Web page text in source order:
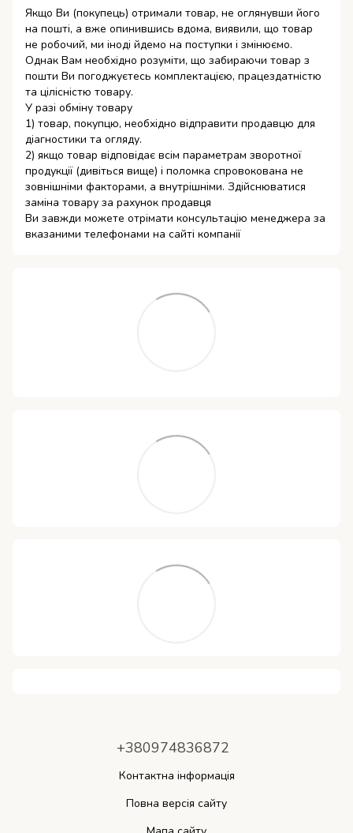
Якщо Ви (покупець) отримали товар, не оглянувши його
на пошті, а вже опинившись вдома, виявили, що товар
не робочий, ми іноді йдемо на поступки і змінюємо.
Однак Вам необхідно розуміти, що забираючи товар з
пошти Ви погоджуєтесь комплектацією, працездатністю
та цілісністю товару.
У разі обміну товару
1) товар, покупцю, необхідно відправити продавцю для
діагностики та огляду.
2) якщо товар відповідає всім параметрам зворотної
продукції (дивіться вище) і поломка спровокована не
зовнішніми факторами, а внутрішніми. Здійснюватися
заміна товару за рахунок продавця
Ви завжди можете отрімати консультацію менеджера за
вказаними телефонами на сайті компанії
+380974836872
Контактна інформація
Повна версія сайту